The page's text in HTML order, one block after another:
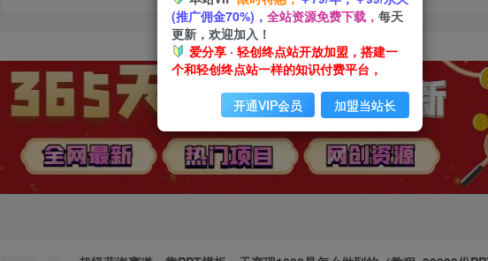
(推广佣金70%)， 全站资源免费下载， 每天
更新，欢迎加入！
爱分享 · 轻创终点站开放加盟，搭建一
个和轻创终点站一样的知识付费平台，
开通VIP会员 加盟当站长